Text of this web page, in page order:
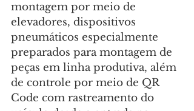
montagem por meio de
elevadores, dispositivos
pneumáticos especialmente
preparados para montagem de
peças em linha produtiva, além
de controle por meio de QR
Code com rastreamento do